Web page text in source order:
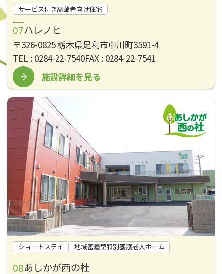
サービス付き高齢者向け住宅
ハレノヒ
〒326-0825 栃木県足利市中川町3591-4
TEL : 0284-22-7540FAX : 0284-22-7541
施設詳細を見る
ショートステイ 地域密着型特別養護老人ホーム
あしかが西の杜